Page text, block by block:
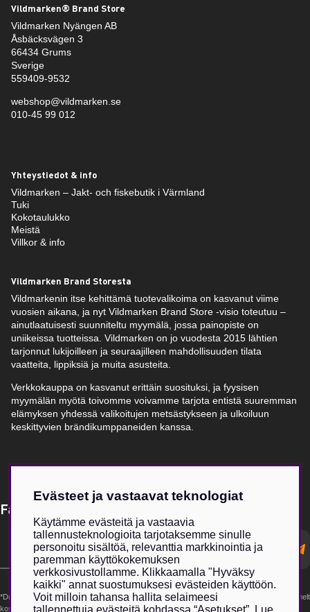
Vildmarken® Brand Store
Vildmarken Nyängen AB
Åsbäcksvägen 3
66434 Grums
Sverige
559409-9532
webshop@vildmarken.se
010-45 99 012
Yhteystiedot & info
Vildmarken – Jakt- och fiskebutik i Värmland
Tuki
Kokotaulukko
Meistä
Villkor & info
Vildmarken Brand Storesta
Vildmarkenin itse kehittämä tuotevalikoima on kasvanut viime
vuosien aikana, ja nyt Vildmarken Brand Store -visio toteutuu –
ainutlaatuisesti suunniteltu myymälä, jossa painopiste on
uniikeissa tuotteissa. Vildmarken on jo vuodesta 2015 lähtien
tarjonnut lukijoilleen ja seuraajilleen mahdollisuuden tilata
vaatteita, lippiksiä ja muita asusteita.
Verkkokauppa on kasvanut erittäin suosituksi, ja fyysisen
myymälän myötä toivomme voivamme tarjota entistä suuremman
elämyksen yhdessä valikoitujen metsästykseen ja ulkoiluun
keskittyvien brändikumppaneiden kanssa.
Få Magasin Vildmarken direkt till din e-post!*
postadress
*Du kan även få erbjudanden och nyheter från samarbetspartners. Din prenumeration är helt
kostnadsfri och kan avslutas när som helst.
Evästeet ja vastaavat teknologiat
Käytämme evästeitä ja vastaavia
tallennusteknologioita tarjotaksemme sinulle
personoitu sisältöä, relevanttia markkinointia ja
paremman käyttökokemuksen
verkkosivustollamme. Klikkaamalla "Hyväksy
kaikki" annat suostumuksesi evästeiden käyttöön.
Voit milloin tahansa hallita selaimeesi
tallennettuja evästeitä kohdassa “Asetukset”. Lue